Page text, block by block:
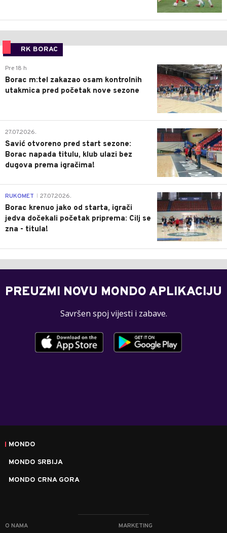
RK BORAC
0
Pre 18 h
Borac m:tel zakazao osam kontrolnih
utakmica pred početak nove sezone
0
27.07.2026.
Savić otvoreno pred start sezone:
Borac napada titulu, klub ulazi bez
dugova prema igračima!
0
RUKOMET 27.07.2026.
Borac krenuo jako od starta, igrači
jedva dočekali početak priprema: Cilj se
zna - titula!
PREUZMI NOVU MONDO APLIKACIJU
Savršen spoj vijesti i zabave.
MONDO
MONDO SRBIJA
MONDO CRNA GORA
O NAMA MARKETING